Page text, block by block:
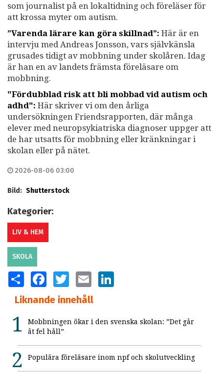
som journalist på en lokaltidning och föreläser för
att krossa myter om autism.
”Varenda lärare kan göra skillnad”: Här är en
intervju med Andreas Jonsson, vars självkänsla
grusades tidigt av mobbning under skolåren. Idag
är han en av landets främsta föreläsare om
mobbning.
"Fördubblad risk att bli mobbad vid autism och
adhd": Här skriver vi om den årliga
undersökningen Friendsrapporten, där många
elever med neuropsykiatriska diagnoser uppger att
de har utsatts för mobbning eller kränkningar i
skolan eller på nätet.
2026-08-06 03:00
Bild: Shutterstock
Kategorier:
LIV & HEM
SKOLA
SHARE FACEBOOKTWITTER EMAIL
Liknande innehåll
Mobbningen ökar i den svenska skolan: ”Det går
åt fel håll”
Populära föreläsare inom npf och skolutveckling